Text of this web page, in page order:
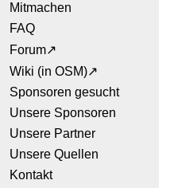
Mitmachen
FAQ
Forum
Wiki (in OSM)
Sponsoren gesucht
Unsere Sponsoren
Unsere Partner
Unsere Quellen
Kontakt